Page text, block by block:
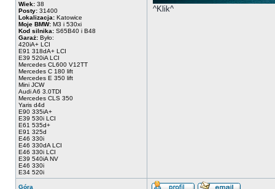
Wiek: 38
Posty: 31400
Lokalizacja: Katowice
Moje BMW: M3 i 530xi
Kod silnika: S65B40 i B48
Garaż: Było:
420iA+ LCI
E91 318dA+ LCI
E39 520iA LCI
Mercedes CL600 V12TT
Mercedes C 180 lift
Mercedes E 350 lift
Mini JCW
Audi A6 3.0TDI
Mercedes CLS 350
Yaris d4d
E90 335iA+
E39 530i LCI
E61 535d+
E91 325d
E46 330i
E46 330dA LCI
E46 330i LCI
E39 540iA NV
E46 330i
E34 520i
^Klik^
Góra